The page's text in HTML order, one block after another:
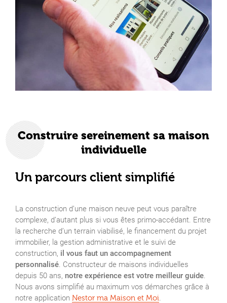
Construire sereinement sa maison
individuelle
Un parcours client simplifié
La construction d’une maison neuve peut vous paraître
complexe, d’autant plus si vous êtes primo-accédant. Entre
la recherche d’un terrain viabilisé, le financement du projet
immobilier, la gestion administrative et le suivi de
construction, il vous faut un accompagnement
personnalisé. Constructeur de maisons individuelles
depuis 50 ans, notre expérience est votre meilleur guide.
Nous avons simplifié au maximum vos démarches grâce à
notre application Nestor ma Maison et Moi.